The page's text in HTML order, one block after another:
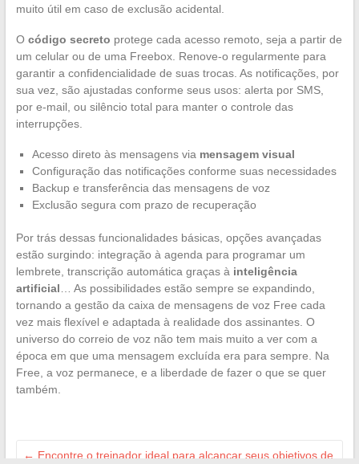
muito útil em caso de exclusão acidental.
O código secreto protege cada acesso remoto, seja a partir de
um celular ou de uma Freebox. Renove-o regularmente para
garantir a confidencialidade de suas trocas. As notificações, por
sua vez, são ajustadas conforme seus usos: alerta por SMS,
por e-mail, ou silêncio total para manter o controle das
interrupções.
Acesso direto às mensagens via mensagem visual
Configuração das notificações conforme suas necessidades
Backup e transferência das mensagens de voz
Exclusão segura com prazo de recuperação
Por trás dessas funcionalidades básicas, opções avançadas
estão surgindo: integração à agenda para programar um
lembrete, transcrição automática graças à inteligência
artificial … As possibilidades estão sempre se expandindo,
tornando a gestão da caixa de mensagens de voz Free cada
vez mais flexível e adaptada à realidade dos assinantes. O
universo do correio de voz não tem mais muito a ver com a
época em que uma mensagem excluída era para sempre. Na
Free, a voz permanece, e a liberdade de fazer o que se quer
também.
← Encontre o treinador ideal para alcançar seus objetivos de